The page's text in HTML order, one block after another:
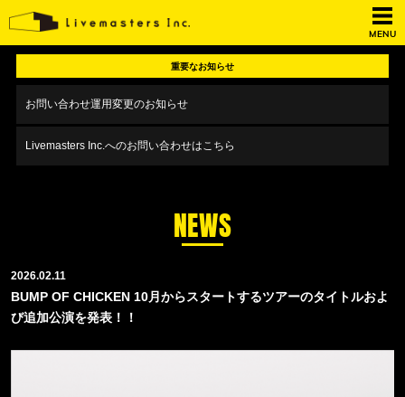
MENU
重要なお知らせ
お問い合わせ運用変更のお知らせ
Livemasters Inc.へのお問い合わせはこちら
NEWS
2026.02.11
BUMP OF CHICKEN 10月からスタートするツアーのタイトルおよ
び追加公演を発表！！